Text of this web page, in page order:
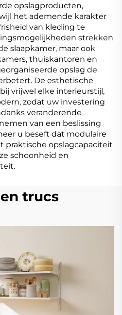
opslagproducten,
het ademende karakter
van kleding te
strekken
slaapkamer, maar ook
thuiskantoren en
opslag de
De esthetische
vrijwel elke interieurstijl,
zodat uw investering
veranderende
van een beslissing
u beseft dat modulaire
praktische opslagcapaciteit
schoonheid en
trucs